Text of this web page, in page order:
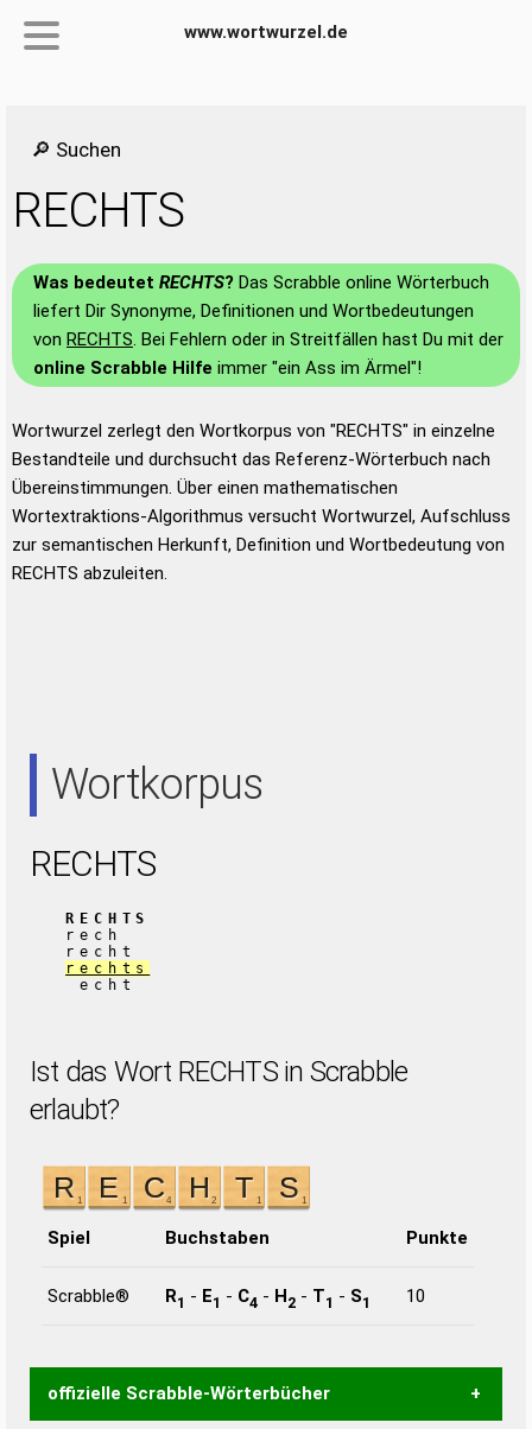
www.wortwurzel.de
🔎 Suchen
RECHTS
Was bedeutet RECHTS? Das Scrabble online Wörterbuch
liefert Dir Synonyme, Definitionen und Wortbedeutungen
von RECHTS. Bei Fehlern oder in Streitfällen hast Du mit der
online Scrabble Hilfe immer "ein Ass im Ärmel"!
Wortwurzel zerlegt den Wortkorpus von "RECHTS" in einzelne
Bestandteile und durchsucht das Referenz-Wörterbuch nach
Übereinstimmungen. Über einen mathematischen
Wortextraktions-Algorithmus versucht Wortwurzel, Aufschluss
zur semantischen Herkunft, Definition und Wortbedeutung von
RECHTS abzuleiten.
Wortkorpus
RECHTS
RECHTS
rech
recht
rechts
echt
Ist das Wort RECHTS in Scrabble
erlaubt?
Spiel Buchstaben Punkte
Scrabble® R1 - E1 - C4 - H2 - T1 - S1 10
offizielle Scrabble-Wörterbücher